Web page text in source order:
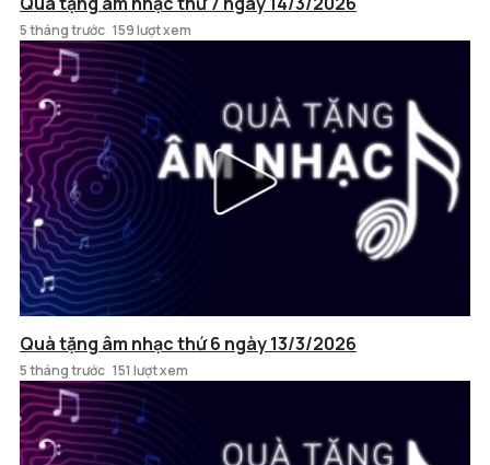
5 tháng trước 159 lượt xem
Quà tặng âm nhạc thứ 6 ngày 13/3/2026
5 tháng trước 151 lượt xem